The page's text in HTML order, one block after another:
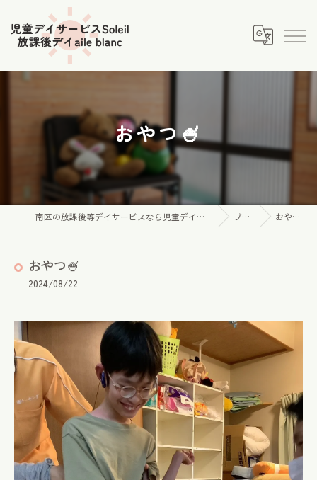
おやつ🍧
南区の放課後等デイサービスなら児童デイサービス Soleil ブログ おやつ🍧
おやつ🍧
2024/08/22